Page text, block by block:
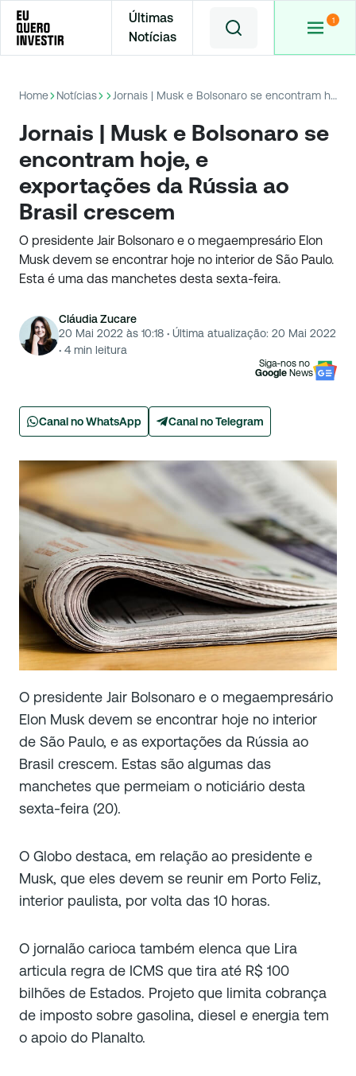
Últimas
Notícias
Home Notícias Jornais | Musk e Bolsonaro se encontram hoje, e exportações da Rússia ao Brasil crescem
Jornais | Musk e Bolsonaro se
encontram hoje, e
exportações da Rússia ao
Brasil crescem
O presidente Jair Bolsonaro e o megaempresário Elon
Musk devem se encontrar hoje no interior de São Paulo.
Esta é uma das manchetes desta sexta-feira.
Cláudia Zucare
20 Mai 2022 às 10:18 · Última atualização: 20 Mai 2022
· 4min leitura
Siga-nos no
Google News
Canal no WhatsApp Canal no Telegram
O presidente Jair Bolsonaro e o megaempresário
Elon Musk devem se encontrar hoje no interior
de São Paulo, e as exportações da Rússia ao
Brasil crescem. Estas são algumas das
manchetes que permeiam o noticiário desta
sexta-feira (20).
O Globo destaca, em relação ao presidente e
Musk, que eles devem se reunir em Porto Feliz,
interior paulista, por volta das 10 horas.
O jornalão carioca também elenca que Lira
articula regra de ICMS que tira até R$ 100
bilhões de Estados. Projeto que limita cobrança
de imposto sobre gasolina, diesel e energia tem
o apoio do Planalto.